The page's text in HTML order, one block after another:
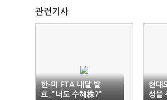
관련기사
한-미 FTA 내달 발
효.."너도 수혜株?"
현대
성을